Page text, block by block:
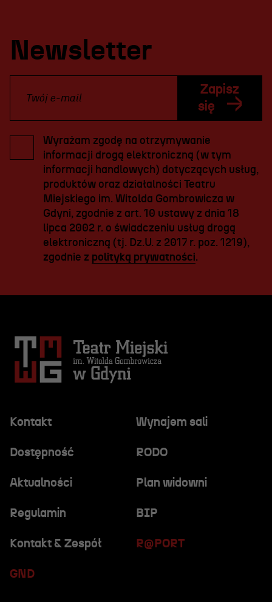
Newsletter
Zapisz
się
Wyrażam zgodę na otrzymywanie
informacji drogą elektroniczną (w tym
informacji handlowych) dotyczących usług,
produktów oraz działalności Teatru
Miejskiego im. Witolda Gombrowicza w
Gdyni, zgodnie z art. 10 ustawy z dnia 18
lipca 2002 r. o świadczeniu usług drogą
elektroniczną (tj. Dz.U. z 2017 r. poz. 1219),
zgodnie z polityką prywatności.
Kontakt Wynajem sali
Dostępność RODO
R@PORT
Aktualności Plan widowni
Regulamin BIP
GND
Kontakt & Zespół